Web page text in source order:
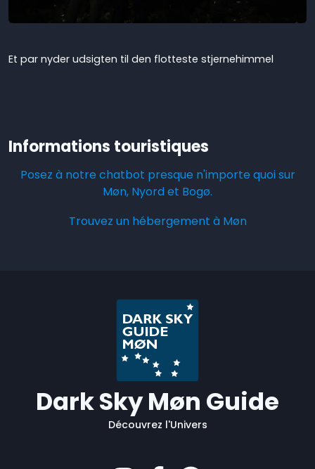
Et par nyder udsigten til den flotteste stjernehimmel
Informations touristiques
Posez à notre chatbot presque n'importe quoi sur
Møn, Nyord et Bogø.
Trouvez un hébergement à Møn
Dark Sky Møn Guide
Découvrez l'Univers